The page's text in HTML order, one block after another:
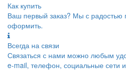
Как купить
Ваш первый заказ? Мы с радостью
оформить.
Всегда на связи
Связаться с нами можно любым
e-mail, телефон, социальные сети